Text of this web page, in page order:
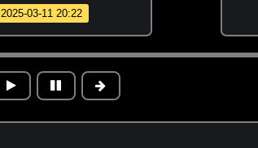
2025-03-11 20:22